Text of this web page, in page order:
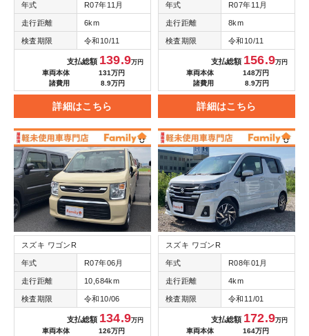
年式 R07年11月
走行距離 6km
検査期限 令和10/11
支払総額 139.9万円
車両本体
131万円
諸費用
8.9万円
詳細はこちら
年式 R07年11月
走行距離 8km
検査期限 令和10/11
支払総額 156.9万円
車両本体
148万円
諸費用
8.9万円
詳細はこちら
スズキ ワゴンR
年式 R07年06月
走行距離 10,684km
検査期限 令和10/06
支払総額 134.9万円
車両本体
126万円
スズキ ワゴンR
年式 R08年01月
走行距離 4km
検査期限 令和11/01
支払総額 172.9万円
車両本体
164万円